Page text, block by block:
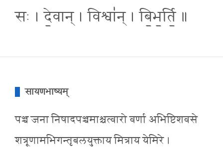
सः । दे॒वान् । विश्वा॑न् । बि॒भ॒र्ति॒ ॥
सायणभाष्यम्
पञ्च जना निषादपञ्चमाश्चत्वारो वर्णा अभिष्टिशवसे
शत्रूणामभिगन्तृबलयुक्ताय मित्राय येमिरे ।